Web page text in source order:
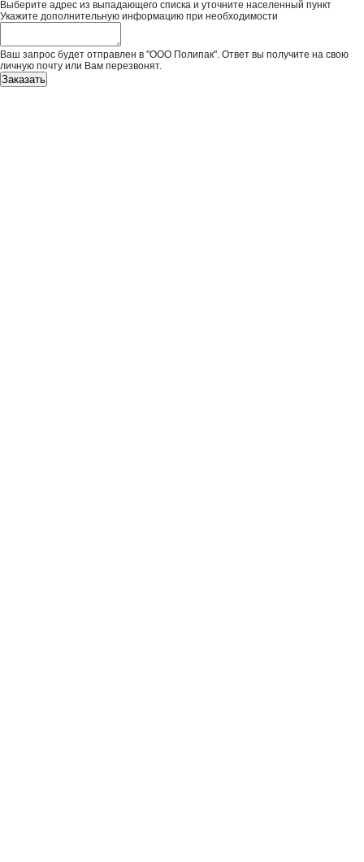
Выберите адрес из выпадающего списка и уточните населенный пункт
Укажите дополнительную информацию при необходимости
Ваш запрос будет отправлен в "ООО Полипак". Ответ вы получите на свою
личную почту или Вам перезвонят.
Заказать